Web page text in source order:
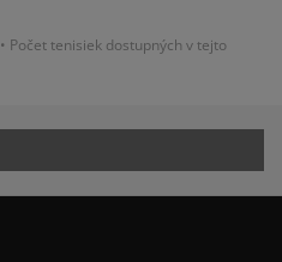
• Počet tenisiek dostupných v tejto